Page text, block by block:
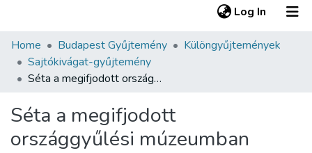
Log In (current)
Communities & Collections
All of DSpace
About us
Home Budapest Gyűjtemény
Különgyűjtemények
Sajtókivágat-gyűjtemény
Séta a megifjodott országgyűlési múzeumban
Séta a megifjodott
országgyűlési múzeumban